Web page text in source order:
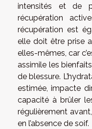
intensités et de
récupération
récupération est
elle doit être prise
elles-mêmes, car
assimile les
de blessure.
estimée, impacte
capacité à brûler
régulièrement
en l’absence de soif.